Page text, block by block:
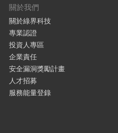
關於我們
關於綠界科技
專業認證
投資人專區
企業責任
安全漏洞獎勵計畫
人才招募
服務能量登錄